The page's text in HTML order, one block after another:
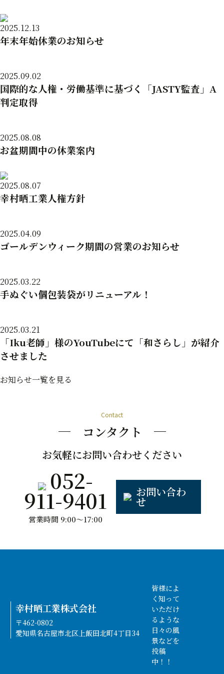
2025.12.13
年末年始休業のお知らせ
2025.09.02
国際的な人権・労働基準に基づく「JASTY監査」A
判定取得
2025.08.08
お盆期間中の休業案内
2025.08.07
幸村晒工業人権方針
2025.04.09
ゴールデンウィーク期間の営業のお知らせ
2025.03.22
手ぬぐい個包装袋がリニューアル！
2025.03.21
「Iku老師」様のYouTubeにて「和さらし」が紹介
させました
お知らせ一覧を見る
Contact
コンタクト
お気軽にお問い合わせください
052-
911-9401
営業時間 9:00〜17:00
お問い合わ
せ
幸村晒工業株式会社
〒462-0802
愛知県名古屋市北区上飯田北町4丁目34
皆様によ
く知って
いただけ
るような
日々の風
景などを
投稿
中！！